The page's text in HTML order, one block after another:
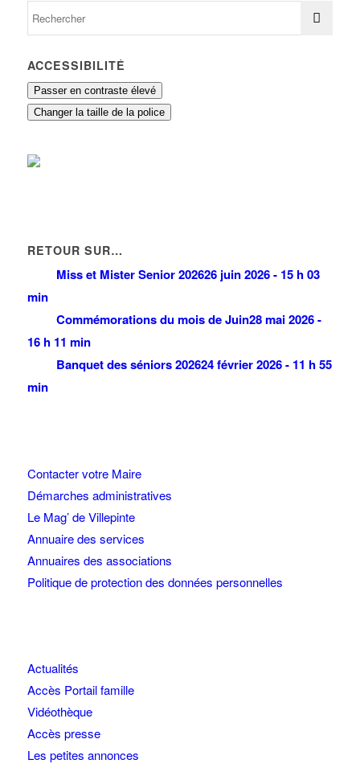
ACCESSIBILITÉ
Passer en contraste élevé
Changer la taille de la police
RETOUR SUR…
Miss et Mister Senior 202626 juin 2026 - 15 h 03
min
Commémorations du mois de Juin28 mai 2026 -
16 h 11 min
Banquet des séniors 202624 février 2026 - 11 h 55
min
Contacter votre Maire
Démarches administratives
Le Mag’ de Villepinte
Annuaire des services
Annuaires des associations
Politique de protection des données personnelles
Actualités
Accès Portail famille
Vidéothèque
Accès presse
Les petites annonces